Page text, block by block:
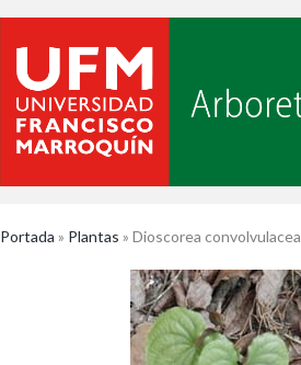
Portada » Plantas » Dioscorea convolvulacea